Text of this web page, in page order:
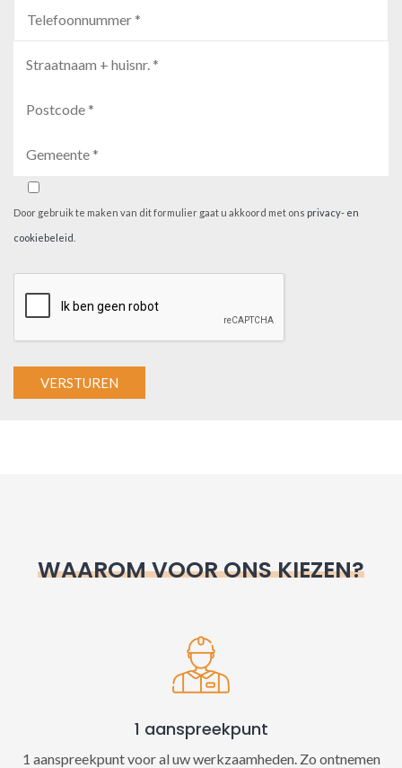
Door gebruik te maken van dit formulier gaat u akkoord met ons privacy- en
cookiebeleid
WAAROM VOOR ONS KIEZEN?
1 aanspreekpunt
1 aanspreekpunt voor al uw werkzaamheden. Zo ontnemen